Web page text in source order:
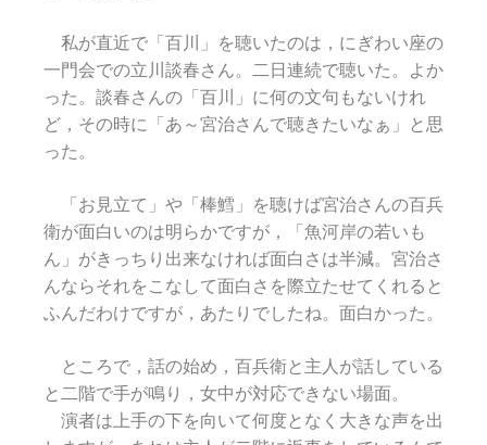
私が直近で「百川」を聴いたのは，にぎわい座の
一門会での立川談春さん。二日連続で聴いた。よか
った。談春さんの「百川」に何の文句もないけれ
ど，その時に「あ～宮治さんで聴きたいなぁ」と思
った。
「お見立て」や「棒鱈」を聴けば宮治さんの百兵
衛が面白いのは明らかですが，「魚河岸の若いも
ん」がきっちり出来なければ面白さは半減。宮治さ
んならそれをこなして面白さを際立たせてくれると
ふんだわけですが，あたりでしたね。面白かった。
ところで，話の始め，百兵衛と主人が話している
と二階で手が鳴り，女中が対応できない場面。
演者は上手の下を向いて何度となく大きな声を出